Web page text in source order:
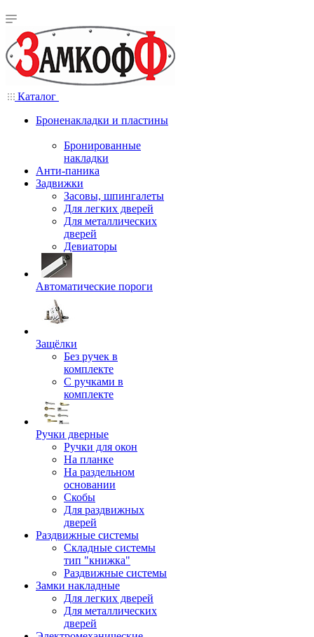
Каталог
Броненакладки и пластины
Бронированные
накладки
Анти-паника
Задвижки
Засовы, шпингалеты
Для легких дверей
Для металлических
дверей
Девиаторы
Автоматические пороги
Защёлки
Без ручек в
комплекте
С ручками в
комплекте
Ручки дверные
Ручки для окон
На планке
На раздельном
основании
Скобы
Для раздвижных
дверей
Раздвижные системы
Складные системы
тип "книжка"
Раздвижные системы
Замки накладные
Для легких дверей
Для металлических
дверей